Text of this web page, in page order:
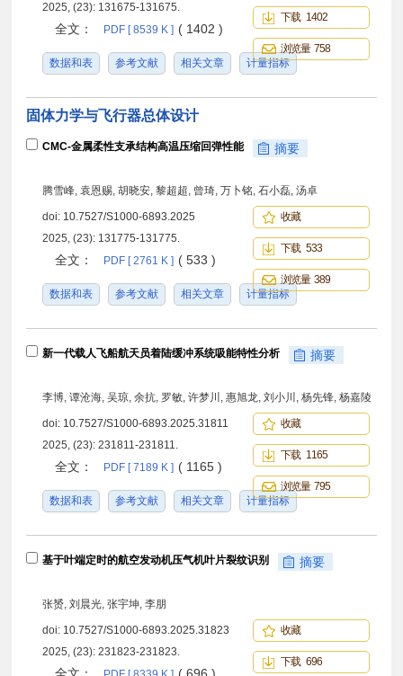
2025, (23): 131675-131675.
全文： PDF [ 8539 K ] ( 1402 )
数据和表 参考文献 相关文章 计量指标
下载 1402
浏览量 758
固体力学与飞行器总体设计
CMC-金属柔性支承结构高温压缩回弹性能 摘要
腾雪峰, 袁恩赐, 胡晓安, 黎超超, 曾琦, 万卜铭, 石小磊, 汤卓
doi: 10.7527/S1000-6893.2025
2025, (23): 131775-131775.
全文： PDF [ 2761 K ] ( 533 )
数据和表 参考文献 相关文章 计量指标
收藏
下载 533
浏览量 389
新一代载人飞船航天员着陆缓冲系统吸能特性分析 摘要
李博, 谭沧海, 吴琼, 余抗, 罗敏, 许梦川, 惠旭龙, 刘小川, 杨先锋, 杨嘉陵
doi: 10.7527/S1000-6893.2025.31811
2025, (23): 231811-231811.
全文： PDF [ 7189 K ] ( 1165 )
数据和表 参考文献 相关文章 计量指标
收藏
下载 1165
浏览量 795
基于叶端定时的航空发动机压气机叶片裂纹识别 摘要
张赟, 刘晨光, 张宇坤, 李朋
doi: 10.7527/S1000-6893.2025.31823
2025, (23): 231823-231823.
收藏
下载 696